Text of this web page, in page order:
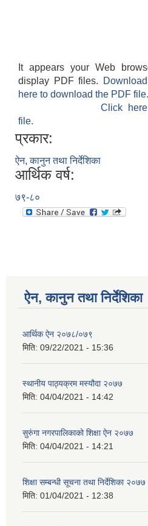
It appears your Web
display PDF files.
here to download the PDF file.
Click
file.
प्रकार:
ऐन, कानुन तथा निर्देशिका
आर्थिक वर्ष:
७९-८०
ऐन, कानुन तथा निर्देशिका
आर्थिक ऐन २०७८/०७९
मिति: 09/22/2021 - 15:36
स्थानीय पाठ्यक्रम मस्यौदा २०७७
मिति: 04/04/2021 - 14:42
सुरुंगा नगरपालिकाको शिक्षा ऐन २०७७
मिति: 04/04/2021 - 14:21
शिक्षा सम्बन्धी सूचना तथा निर्देशिका २०७७
मिति: 01/04/2021 - 12:38